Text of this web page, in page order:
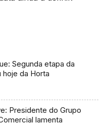
Segunda etapa da
hoje da Horta
Presidente do Grupo
lamenta